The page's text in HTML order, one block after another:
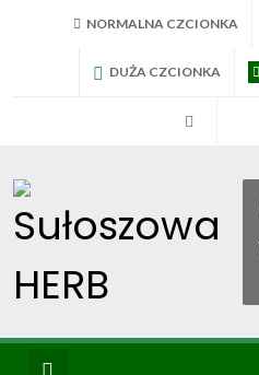
NORMALNA CZCIONKA
DUŻA CZCIONKA
Wyszukiwanie